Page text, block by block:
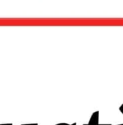
Un proiect